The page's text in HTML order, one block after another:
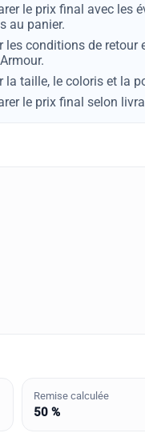
le prix final avec les
au panier.
les conditions de retour
la taille, le coloris et la
le prix final selon
Remise calculée
50 %